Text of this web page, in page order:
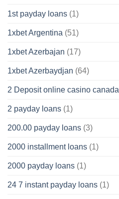
1st payday loans (1)
1xbet Argentina (51)
1xbet Azerbajan (17)
1xbet Azerbaydjan (64)
2 Deposit online casino canada
2 payday loans (1)
200.00 payday loans (3)
2000 installment loans (1)
2000 payday loans (1)
24 7 instant payday loans (1)